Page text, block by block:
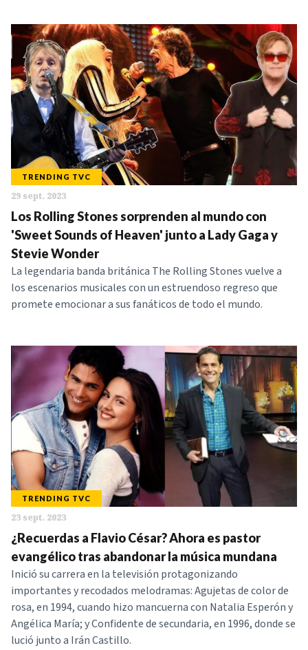
TRENDING TVC
29 sept. 2023
Los Rolling Stones sorprenden al mundo con
'Sweet Sounds of Heaven' junto a Lady Gaga y
Stevie Wonder
La legendaria banda británica The Rolling Stones vuelve a
los escenarios musicales con un estruendoso regreso que
promete emocionar a sus fanáticos de todo el mundo.
TRENDING TVC
23 sept. 2023
¿Recuerdas a Flavio César? Ahora es pastor
evangélico tras abandonar la música mundana
Inició su carrera en la televisión protagonizando
importantes y recodados melodramas: Agujetas de color de
rosa, en 1994, cuando hizo mancuerna con Natalia Esperón y
Angélica María; y Confidente de secundaria, en 1996, donde se
lució junto a Irán Castillo.